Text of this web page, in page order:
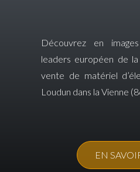
Découvrez en
leaders européen de
vente de matériel
Loudun dans la Vienne
EN